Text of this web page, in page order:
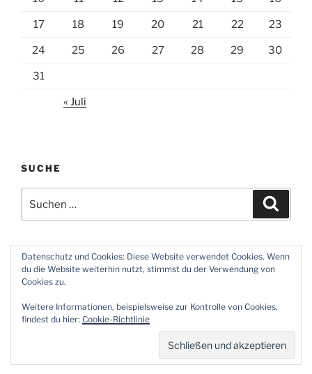
17 18 19 20 21 22 23
24 25 26 27 28 29 30
31
« Juli
SUCHE
nach:
Twitter
Impressum und Datenschutz
Datenschutz und Cookies: Diese Website verwendet Cookies. Wenn
du die Website weiterhin nutzt, stimmst du der Verwendung von
Cookies zu.
Weitere Informationen, beispielsweise zur Kontrolle von Cookies,
findest du hier: Cookie-Richtlinie